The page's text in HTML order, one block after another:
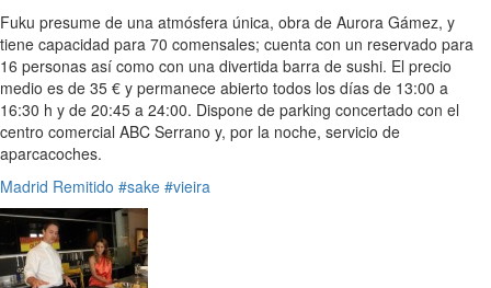
Fuku presume de una atmósfera única, obra de Aurora Gámez, y
tiene capacidad para 70 comensales; cuenta con un reservado para
16 personas así como con una divertida barra de sushi. El precio
medio es de 35 € y permanece abierto todos los días de 13:00 a
16:30 h y de 20:45 a 24:00. Dispone de parking concertado con el
centro comercial ABC Serrano y, por la noche, servicio de
aparcacoches.
Madrid Remitido #sake #vieira